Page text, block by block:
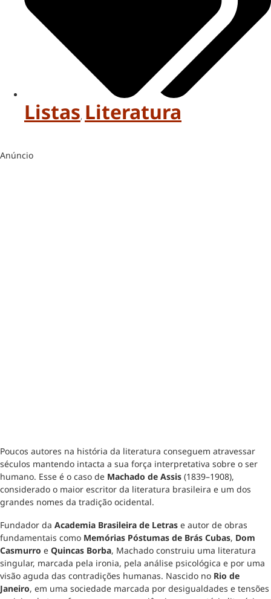
Listas, Literatura
Anúncio
Poucos autores na história da literatura conseguem atravessar
séculos mantendo intacta a sua força interpretativa sobre o ser
humano. Esse é o caso de Machado de Assis (1839–1908),
considerado o maior escritor da literatura brasileira e um dos
grandes nomes da tradição ocidental.
Fundador da Academia Brasileira de Letras e autor de obras
fundamentais como Memórias Póstumas de Brás Cubas, Dom
Casmurro e Quincas Borba, Machado construiu uma literatura
singular, marcada pela ironia, pela análise psicológica e por uma
visão aguda das contradições humanas. Nascido no Rio de
Janeiro, em uma sociedade marcada por desigualdades e tensões